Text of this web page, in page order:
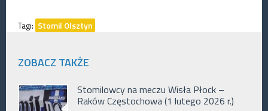
Tagi: Stomil Olsztyn
ZOBACZ TAKŻE
Stomilowcy na meczu Wisła Płock –
Raków Częstochowa (1 lutego 2026 r.)